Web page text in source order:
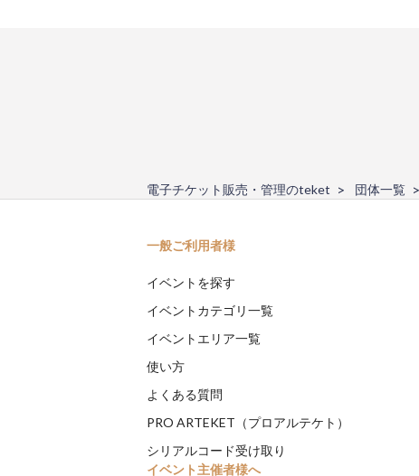
電子チケット販売・管理のteket 団体一覧
一般ご利用者様
イベントを探す
イベントカテゴリ一覧
イベントエリア一覧
使い方
よくある質問
PRO ARTEKET（プロアルテケト）
シリアルコード受け取り
イベント主催者様へ